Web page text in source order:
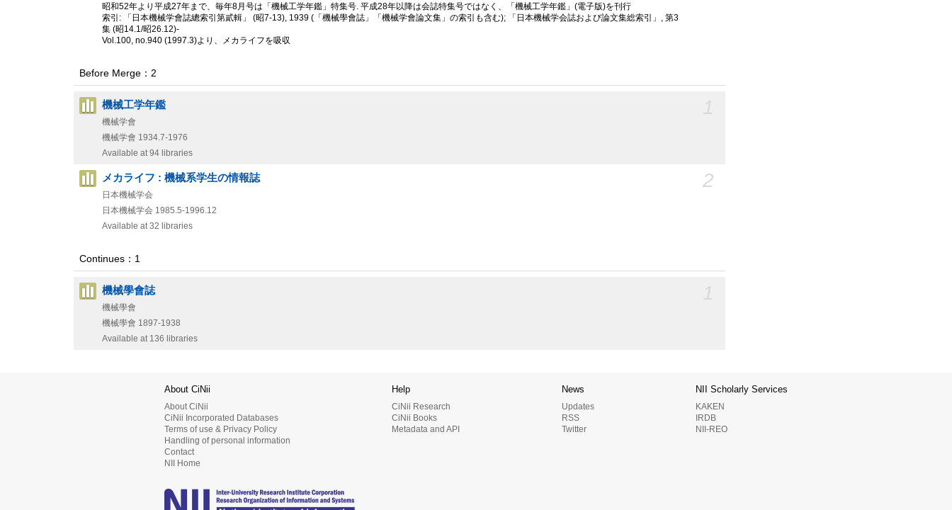
昭和52年より平成27年まで、毎年8月号は「機械工学年鑑」特集号. 平成28年以降は会誌特集号ではなく、「機械工学年鑑」(電子版)を刊行
索引: 「日本機械学會誌總索引第貳輯」 (昭7-13), 1939 (「機械學會誌」「機械学會論文集」の索引も含む); 「日本機械学会誌および論文集総索引」, 第3
集 (昭14.1/昭26.12)-
Vol.100, no.940 (1997.3)より、メカライフを吸収
Before Merge：2
機械工学年鑑
機械学會
機械学會 1934.7-1976
Available at 94 libraries
2
メカライフ : 機械系学生の情報誌
日本機械学会
日本機械学会 1985.5-1996.12
Available at 32 libraries
Continues：1
機械學會誌
機械學會
機械學會 1897-1938
Available at 136 libraries
About CiNii
About CiNii
CiNii Incorporated Databases
Terms of use & Privacy Policy
Handling of personal information
Contact
NII Home
Help
CiNii Research
CiNii Books
Metadata and API
News
Updates
RSS
Twitter
NII Scholarly Services
KAKEN
IRDB
NII-REO